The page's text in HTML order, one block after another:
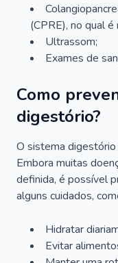
(CPRE), no qual é
Ultrassom;
Exames de
Como
digestório?
O sistema
Embora muitas
definida, é possível
alguns cuidados,
Hidratar
Evitar